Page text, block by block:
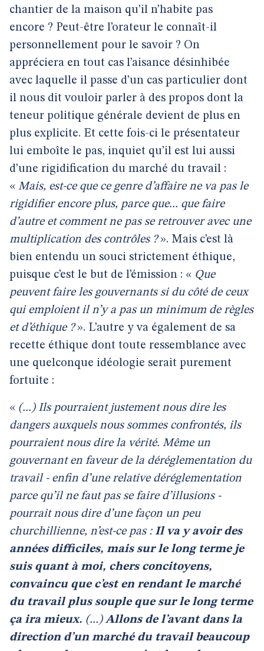
chantier de la maison qu’il n’habite pas
encore ? Peut-être l’orateur le connaît-il
personnellement pour le savoir ? On
appréciera en tout cas l’aisance désinhibée
avec laquelle il passe d’un cas particulier dont
il nous dit vouloir parler à des propos dont la
teneur politique générale devient de plus en
plus explicite. Et cette fois-ci le présentateur
lui emboîte le pas, inquiet qu’il est lui aussi
d’une rigidification du marché du travail :
« Mais, est-ce que ce genre d’affaire ne va pas le
rigidifier encore plus, parce que... que faire
d’autre et comment ne pas se retrouver avec une
multiplication des contrôles ?». Mais c’est là
bien entendu un souci strictement éthique,
puisque c’est le but de l’émission : « Que
peuvent faire les gouvernants si du côté de ceux
qui emploient il n’y a pas un minimum de règles
et d’éthique ?». L’autre y va également de sa
recette éthique dont toute ressemblance avec
une quelconque idéologie serait purement
fortuite :
« (...) Ils pourraient justement nous dire les
dangers auxquels nous sommes confrontés, ils
pourraient nous dire la vérité. Même un
gouvernant en faveur de la déréglementation du
travail - enfin d’une relative déréglementation
parce qu’il ne faut pas se faire d’illusions -
pourrait nous dire d’une façon un peu
churchillienne, n’est-ce pas : Il va y avoir des
années difficiles, mais sur le long terme je
suis quant à moi, chers concitoyens,
convaincu que c’est en rendant le marché
du travail plus souple que sur le long terme
ça ira mieux. (...) Allons de l’avant dans la
direction d’un marché du travail beaucoup